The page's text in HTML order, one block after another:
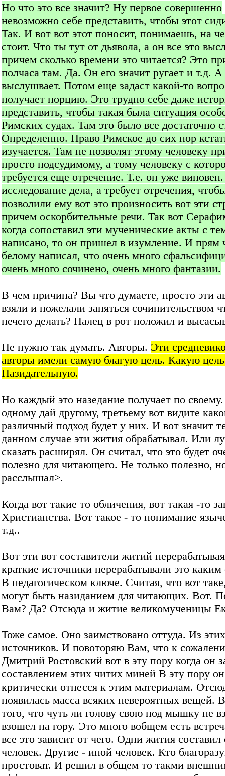
Но что это все значит? Ну первое совершенно
невозможно себе представить, чтобы этот
Так. И вот вот этот поносит, понимаешь, на
стоит. Что ты тут от дьявола, а он все это
причем сколько времени это читается? Это
полчаса там. Да. Он его значит ругает и т.д. А
выслушвает. Потом еще задаст какой-то
получает порцию. Это трудно себе даже
представить, чтобы такая была ситуация
Римских судах. Там это было все достаточно
Определенно. Право Римское до сих пор
изучается. Там не позволят этому человеку
просто подсудимому, а тому человеку с
требуется еще отречение. Т.е. он уже
исследование дела, а требует отречения,
позволили ему вот это произносить вот эти
причем оскорбительные речи. Так вот
когда сопоставил эти мученические акты с
написано, то он пришел в изумление. И прям
белому написал, что очень много
очень много сочинено, очень много фантазии.
В чем причина? Вы что думаете, просто эти
взяли и пожелали заняться сочинительством
нечего делать? Палец в рот положил и
Не нужно так думать. Авторы. Эти
авторы имели самую благую цель. Какую
Назидательную.
Но каждый это назедание получает по
одному дай другому, третьему вот видите
различный подход будет у них. И вот значит
данном случае эти жития обрабатывал. Или
сказать расширял. Он считал, что это будет
полезно для читающего. Не только полезно,
расслышал>.
Когда вот такие то обличения, вот такая -то
Христианства. Вот такое - то понимание
т.д..
Вот эти вот составители житий
краткие источники перерабатывали это каким
В педагогическом ключе. Считая, что вот
могут быть назиданием для читающих. Вот.
Вам? Да? Отсюда и житие великомученицы
Тоже самое. Оно заимствовано оттуда. Из этих
источников. И повоторяю Вам, что к
Дмитрий Ростовский вот в эту пору когда он
составлением этих читих миней В эту пору
критически отнесся к этим материалам.
появилась масса всяких невероятных вещей.
того, что чуть ли голову свою под мышку не
взошел на гору. Это много вобщем есть
все это зависит от чего. Одни жития составил
человек. Другие - иной человек. Кто
простоват. И решил в общем то такми